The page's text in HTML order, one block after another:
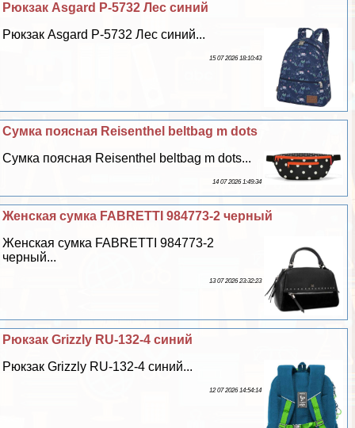
Рюкзак Asgard Р-5732 Лес синий
Рюкзак Asgard Р-5732 Лес синий...
15 07 2026 18:10:43
Сумка поясная Reisenthel beltbag m dots
Сумка поясная Reisenthel beltbag m dots...
14 07 2026 1:49:34
Женская сумка FABRETTI 984773-2 черный
Женская сумка FABRETTI 984773-2
черный...
13 07 2026 23:32:23
Рюкзак Grizzly RU-132-4 синий
Рюкзак Grizzly RU-132-4 синий...
12 07 2026 14:54:14